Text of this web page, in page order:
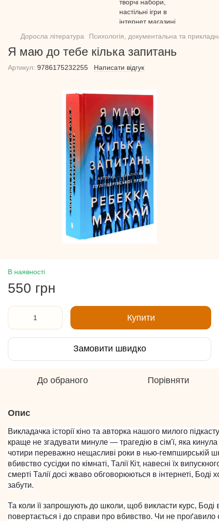
Доросла література Психологія, документальна та
Я маю до тебе кілька запитань
Артикул: 9786175232255 Написати відгук
В наявності
550 грн
Купити
Замовити швидко
До обраного Порівняти
Опис
Викладачка історії кіно та авторка нашого милого
краще не згадувати минуле — трагедію в сім'ї, яка кинула
чотири переважно нещасливі роки в нью-гемпширській
вбивство сусідки по кімнаті, Талії Кіт, навесні їх
смерті Талії досі жваво обговорюються в інтернеті, Боді
забути.
Та коли її запрошують до школи, щоб викласти курс, Боді
повертається і до справи про вбивство. Чи не проґавило